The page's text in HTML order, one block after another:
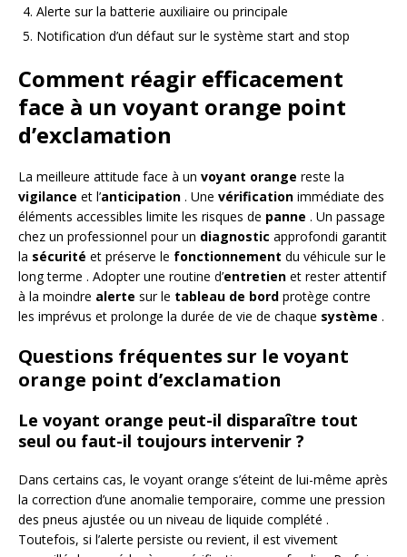
Alerte sur la batterie auxiliaire ou principale
Notification d’un défaut sur le système start and stop
Comment réagir efficacement
face à un voyant orange point
d’exclamation
La meilleure attitude face à un voyant orange reste la
vigilance et l’anticipation . Une vérification immédiate des
éléments accessibles limite les risques de panne . Un passage
chez un professionnel pour un diagnostic approfondi garantit
la sécurité et préserve le fonctionnement du véhicule sur le
long terme . Adopter une routine d’entretien et rester attentif
à la moindre alerte sur le tableau de bord protège contre
les imprévus et prolonge la durée de vie de chaque système .
Questions fréquentes sur le voyant
orange point d’exclamation
Le voyant orange peut-il disparaître tout
seul ou faut-il toujours intervenir ?
Dans certains cas, le voyant orange s’éteint de lui-même après
la correction d’une anomalie temporaire, comme une pression
des pneus ajustée ou un niveau de liquide complété .
Toutefois, si l’alerte persiste ou revient, il est vivement